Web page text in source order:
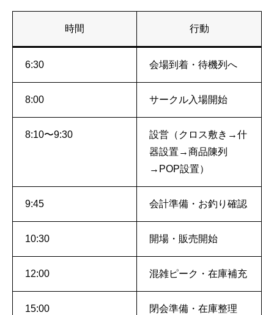
時間 行動
6:30 会場到着・待機列へ
8:00 サークル入場開始
8:10〜9:30
設営（クロス敷き→什
器設置→商品陳列
→POP設置）
9:45 会計準備・お釣り確認
10:30 開場・販売開始
12:00 混雑ピーク・在庫補充
15:00 閉会準備・在庫整理